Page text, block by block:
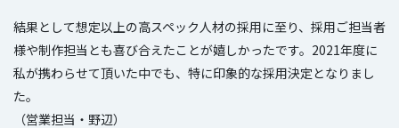
結果として想定以上の高スペック人材の採用に至り、採用ご担当者
様や制作担当とも喜び合えたことが嬉しかったです。2021年度に
私が携わらせて頂いた中でも、特に印象的な採用決定となりまし
た。
（営業担当・野辺）